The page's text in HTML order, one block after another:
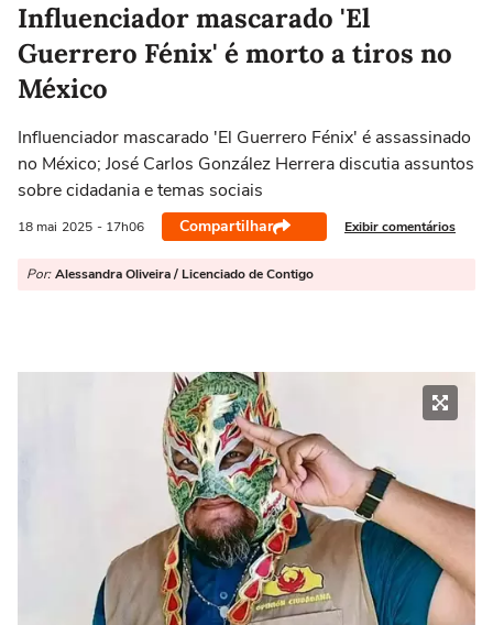
Influenciador mascarado 'El
Guerrero Fénix' é morto a tiros no
México
Influenciador mascarado 'El Guerrero Fénix' é assassinado
no México; José Carlos González Herrera discutia assuntos
sobre cidadania e temas sociais
18 mai 2025 - 17h06 Compartilhar Exibir comentários
Por: Alessandra Oliveira / Licenciado de Contigo